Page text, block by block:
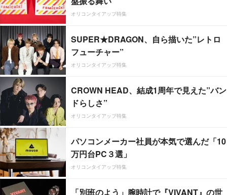
オリコンタイアップ特集
SUPER★DRAGON、自ら描いた”レトロ
フューチャー”
オリコンタイアップ特集
CROWN HEAD、結成1周年で見えた”バン
ドらしさ”
オリコンタイアップ特集
パソコンメーカー社員が本気で選んだ「10
万円台PC３選」
オリコンタイアップ特集
「別班のよう」腕時計で『VIVANT』の世